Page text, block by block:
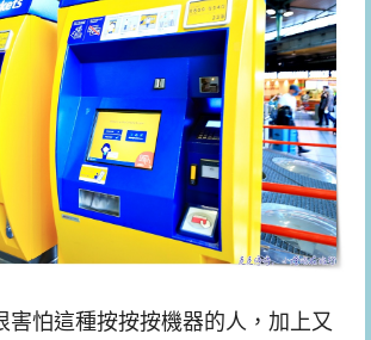
害怕這種按按按機器的人，加上又